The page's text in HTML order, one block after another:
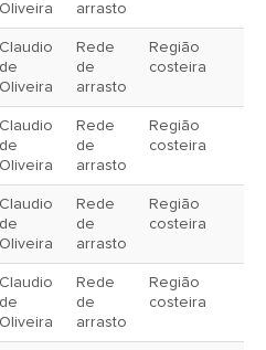
Oliveira
arrasto
Claudio
de
Oliveira
Rede
de
arrasto
Região
costeira
Claudio
de
Oliveira
Rede
de
arrasto
Região
costeira
Claudio
de
Oliveira
Rede
de
arrasto
Região
costeira
Claudio
de
Oliveira
Rede
de
arrasto
Região
costeira